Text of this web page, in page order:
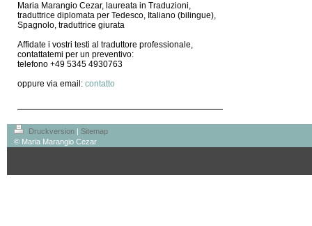
Maria Marangio Cezar, laureata in Traduzioni,
traduttrice diplomata per Tedesco, Italiano (bilingue),
Spagnolo, traduttrice giurata
Affidate i vostri testi al traduttore professionale,
contattatemi per un preventivo:
telefono +49 5345 4930763
oppure via email: contatto
Druckversion | Sitemap
© Maria Marangio Cezar